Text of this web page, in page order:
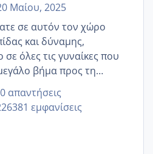
Μαίου, 2025
σε αυτόν τον χώρο
και δύναμης,
όλες τις γυναίκες που
βήμα προς τη
εξωσωματικής το 2025.
αγωνίες, χαρές,
κάθε μικρή ή μεγάλη
απαντήσεις
εμφανίσεις